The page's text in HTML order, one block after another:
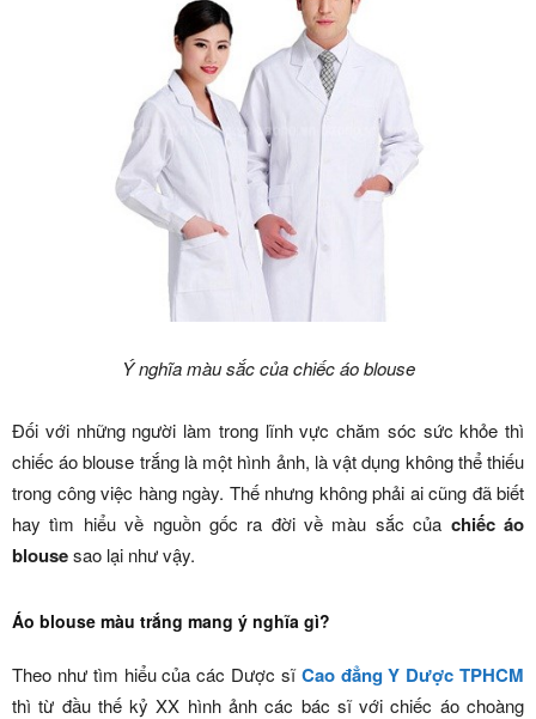
Ý nghĩa màu sắc của chiếc áo blouse
Đối với những người làm trong lĩnh vực chăm sóc sức khỏe thì
chiếc áo blouse trắng là một hình ảnh, là vật dụng không thể thiếu
trong công việc hàng ngày. Thế nhưng không phải ai cũng đã biết
hay tìm hiểu về nguồn gốc ra đời về màu sắc của chiếc áo
blousesao lại như vậy.
Áo blouse màu trắng mang ý nghĩa gì?
Theo như tìm hiểu của các Dược sĩCao đẳng Y Dược TPHCM
thì từ đầu thế kỷ XX hình ảnh các bác sĩ với chiếc áo choàng